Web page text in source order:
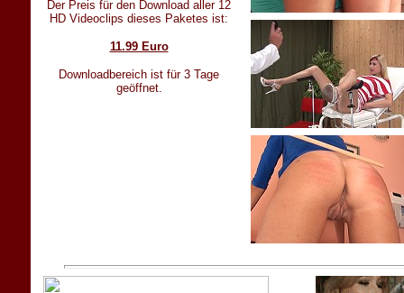
Der Preis für den Download aller 12
HD Videoclips dieses Paketes ist:
11.99 Euro
Downloadbereich ist für 3 Tage
geöffnet.